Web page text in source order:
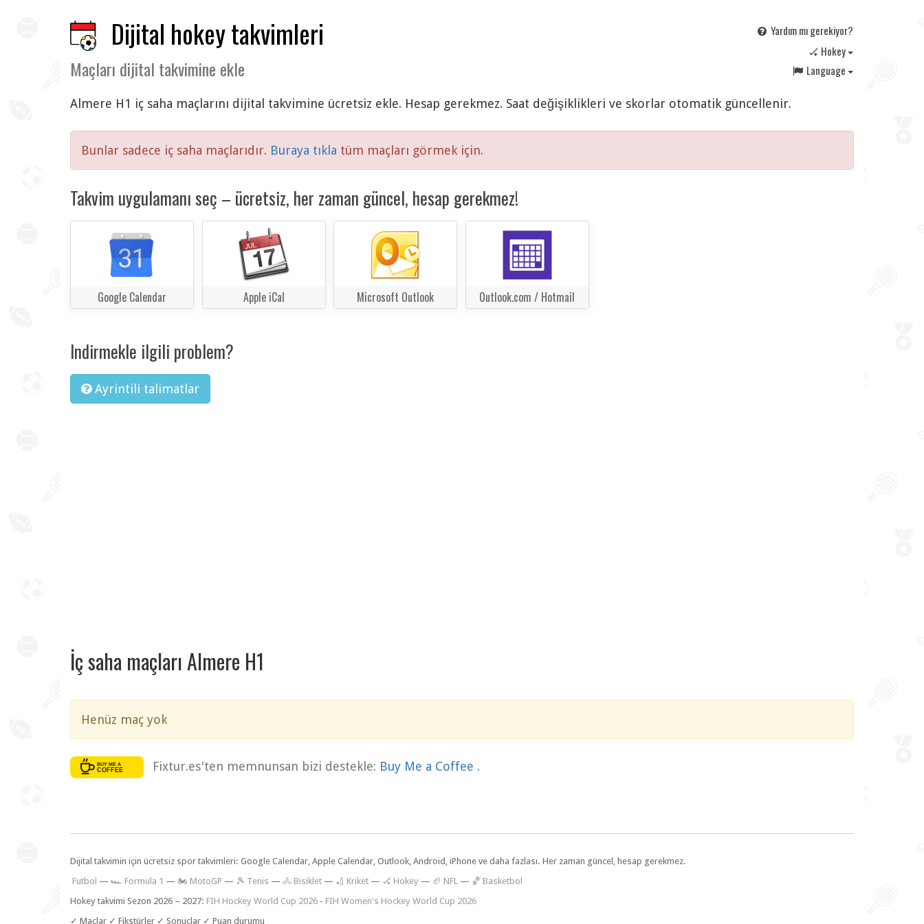
Dijital hokey takvimleri
Maçları dijital takvimine ekle
Yardım mı gerekiyor?
🏑 Hokey
Language
Almere H1 iç saha maçlarını dijital takvimine ücretsiz ekle. Hesap gerekmez. Saat değişiklikleri ve skorlar otomatik güncellenir.
Bunlar sadece iç saha maçlarıdır. Buraya tıkla tüm maçları görmek için.
Takvim uygulamanı seç – ücretsiz, her zaman güncel, hesap gerekmez!
Google Calendar Apple iCal Microsoft Outlook Outlook.com / Hotmail
Indirmekle ilgili problem?
Ayrintili talimatlar
İç saha maçları Almere H1
Henüz maç yok
Fixtur.es'ten memnunsan bizi destekle: Buy Me a Coffee .
Dijital takvimin için ücretsiz spor takvimleri: Google Calendar, Apple Calendar, Outlook, Android, iPhone ve daha fazlası. Her zaman güncel, hesap gerekmez.
Futbol — 🏎️ Formula 1 — 🏍 MotoGP — 🎾 Tenis — 🚴 Bisiklet — 🏏 Kriket — 🏑 Hokey — 🏈 NFL — 🏀 Basketbol
Hokey takvimi Sezon 2026 – 2027: FIH Hockey World Cup 2026 - FIH Women's Hockey World Cup 2026
✓ Maçlar ✓ Fikstürler ✓ Sonuçlar ✓ Puan durumu